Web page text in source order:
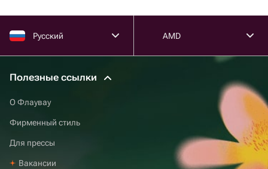
Русский AMD
Полезные ссылки
О Флаувау
Фирменный стиль
Для прессы
Вакансии